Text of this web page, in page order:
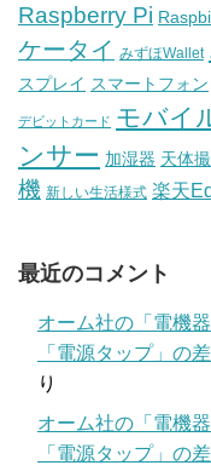
Raspberry Pi
ケータイ みずほWallet
スプレイ スマートフォン
デビットカード モバイ
ンサー 加湿器 天体
機 新しい生活様式 楽天
最近のコメント
オーム社の「電機
「電源タップ」の
り
オーム社の「電機
「電源タップ」の